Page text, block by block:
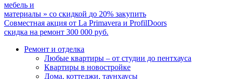
мебель и
материалы » со скидкой до 20% закупить
Совместная акция от La Primavera и ProfilDoors
скидка на ремонт 300 000 руб.
Ремонт и отделка
Любые квартиры – от студии до пентхауса
Квартиры в новостройке
Дома, коттеджи, таунхаусы